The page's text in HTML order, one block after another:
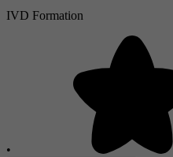
IVD Formation
•